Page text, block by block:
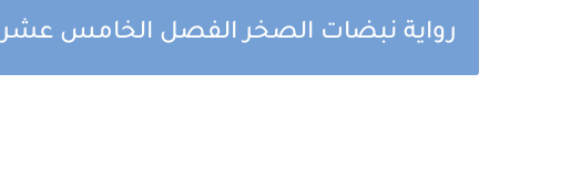
رواية نبضات الصخر الفصل الخامس عشر